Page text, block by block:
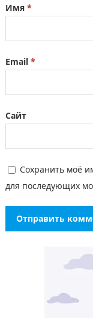
Имя *
Email *
Сайт
Сохранить моё
для последующих